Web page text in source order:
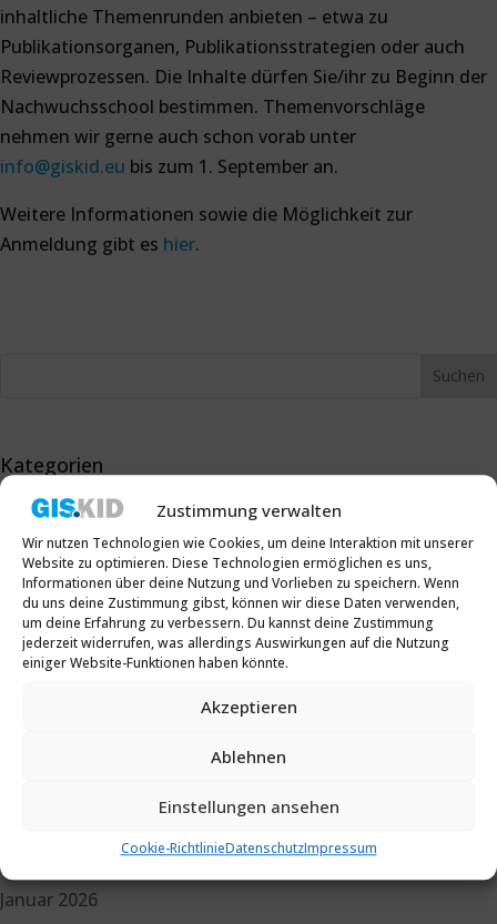
Zustimmung verwalten
Wir nutzen Technologien wie Cookies, um deine Interaktion mit unserer
Website zu optimieren. Diese Technologien ermöglichen es uns,
Informationen über deine Nutzung und Vorlieben zu speichern. Wenn
du uns deine Zustimmung gibst, können wir diese Daten verwenden,
um deine Erfahrung zu verbessern. Du kannst deine Zustimmung
jederzeit widerrufen, was allerdings Auswirkungen auf die Nutzung
einiger Website-Funktionen haben könnte.
Akzeptieren
Ablehnen
Einstellungen ansehen
Cookie-RichtlinieDatenschutzImpressum
inhaltliche Themenrunden anbieten – etwa zu
Publikationsorganen, Publikationsstrategien oder auch
Reviewprozessen. Die Inhalte dürfen Sie/ihr zu Beginn der
Nachwuchsschool bestimmen. Themenvorschläge
nehmen wir gerne auch schon vorab unter
info@giskid.eu bis zum 1. September an.
Weitere Informationen sowie die Möglichkeit zur
Anmeldung gibt es hier.
Kategorien
Allgemein
Nachwuchsförderung
Öffentlichkeitsarbeit
Veranstaltungen
Verein
Januar 2026